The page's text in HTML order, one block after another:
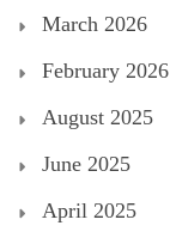
March 2026
February 2026
August 2025
June 2025
April 2025